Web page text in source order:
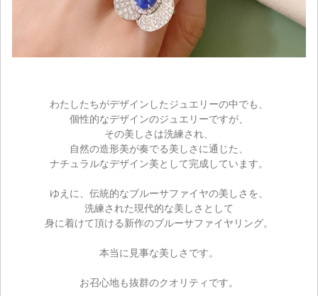
わたしたちがデザインしたジュエリーの中でも、
個性的なデザインのジュエリーですが、
その美しさは洗練され、
自然の造形美が奏でる美しさに通じた、
ナチュラルなデザイン美として完成しています。
ゆえに、伝統的なブルーサファイヤの美しさを、
洗練された現代的な美しさとして
身に着けて頂ける新作のブルーサファイヤリング。
本当に見事な美しさです。
お召心地も抜群のクオリティです。
ご注文手続き